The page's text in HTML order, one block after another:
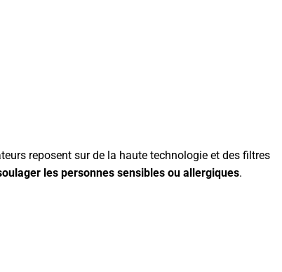
reposent sur de la haute technologie et des filtres
les personnes sensibles ou allergiques.